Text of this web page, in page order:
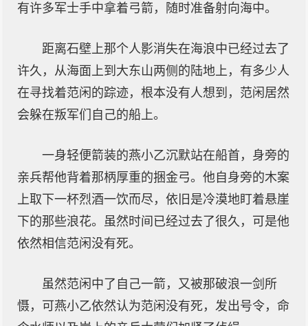
有许多军士手中拿着弓箭，随时准备射向海中。
距离石壁上那个人影消失在海浪中已经过去了
许久，从海面上到大东山两侧的陆地上，有多少人
在寻找着范闲的踪迹，根本没有人想到，范闲居然
会躲在叛军们自己的船上。
一身轻便箭装的燕小乙沉默站在船首，身旁的
亲兵帮他背着那柄厚重的捆金弓。他自身旁的木案
上取下一杯烈酒一饮而尽，依旧是冷漠地盯着悬崖
下的那些浪花。虽然时间已经过去了很久，可是他
依然相信范闲没有死。
虽然范闲中了自己一箭，又被那破浪一剑所
慑，可燕小乙依然认为范闲没有死，发出号令，命